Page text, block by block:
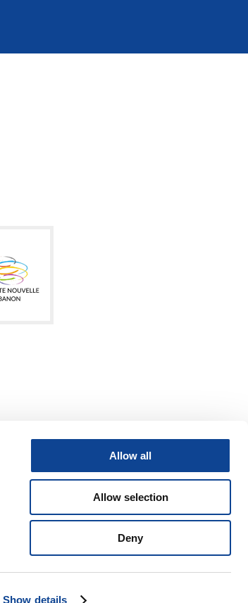
Show details
Allow all
Allow selection
Deny